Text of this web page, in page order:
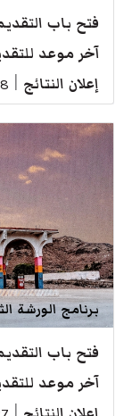
فتح باب
آخر موعد
إعلان النتائج 2024
برنامج الورشة
فتح باب
آخر موعد
إعلان النتائج